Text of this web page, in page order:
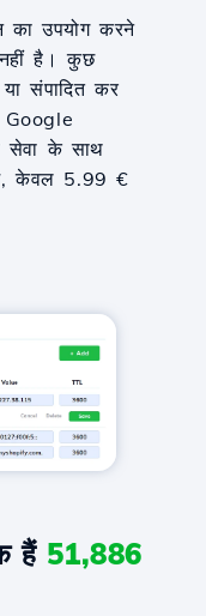
उपयोग करने
है। कुछ
संपादित कर
सेवा के साथ
केवल 5.99 €
हैं 51,886